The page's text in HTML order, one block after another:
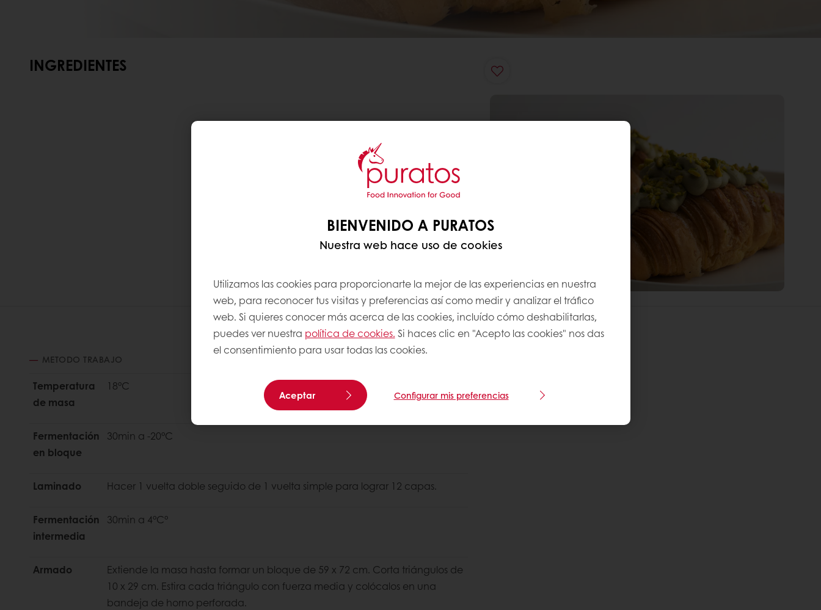
INGREDIENTES
METODO TRABAJO
Temperatura
de masa
18°C
Fermentación
en bloque
30min a -20°C
Laminado Hacer 1 vuelta doble seguido de 1 vuelta simple para lograr 12 capas.
Fermentación
intermedia
30min a 4°C°
Armado
Extiende la masa hasta formar un bloque de 59 x 72 cm. Corta triángulos de
10 x 29 cm. Estira cada triángulo con fuerza media y colócalos en una
bandeja de horno perforada.
BIENVENIDO A PURATOS
Nuestra web hace uso de cookies
Utilizamos las cookies para proporcionarte la mejor de las experiencias en nuestra
web, para reconocer tus visitas y preferencias así como medir y analizar el tráfico
web. Si quieres conocer más acerca de las cookies, incluído cómo deshabilitarlas,
puedes ver nuestra política de cookies. Si haces clic en "Acepto las cookies" nos das
el consentimiento para usar todas las cookies.
Aceptar Configurar mis preferencias